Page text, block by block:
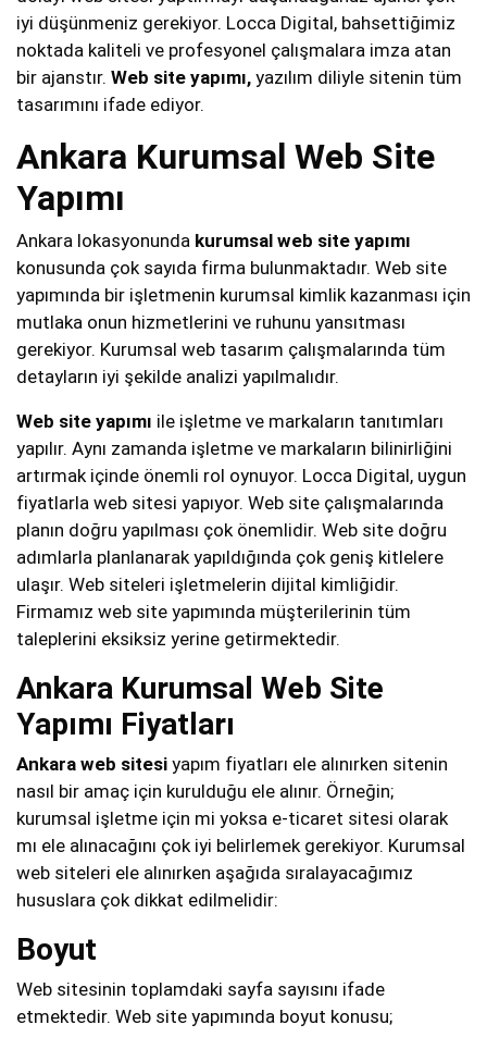
iyi düşünmeniz gerekiyor. Locca Digital, bahsettiğimiz
noktada kaliteli ve profesyonel çalışmalara imza atan
bir ajanstır. Web site yapımı, yazılım diliyle sitenin tüm
tasarımını ifade ediyor.
Ankara Kurumsal Web Site
Yapımı
Ankara lokasyonunda kurumsal web site yapımı
konusunda çok sayıda firma bulunmaktadır. Web site
yapımında bir işletmenin kurumsal kimlik kazanması için
mutlaka onun hizmetlerini ve ruhunu yansıtması
gerekiyor. Kurumsal web tasarım çalışmalarında tüm
detayların iyi şekilde analizi yapılmalıdır.
Web site yapımı ile işletme ve markaların tanıtımları
yapılır. Aynı zamanda işletme ve markaların bilinirliğini
artırmak içinde önemli rol oynuyor. Locca Digital, uygun
fiyatlarla web sitesi yapıyor. Web site çalışmalarında
planın doğru yapılması çok önemlidir. Web site doğru
adımlarla planlanarak yapıldığında çok geniş kitlelere
ulaşır. Web siteleri işletmelerin dijital kimliğidir.
Firmamız web site yapımında müşterilerinin tüm
taleplerini eksiksiz yerine getirmektedir.
Ankara Kurumsal Web Site
Yapımı Fiyatları
Ankara web sitesi yapım fiyatları ele alınırken sitenin
nasıl bir amaç için kurulduğu ele alınır. Örneğin;
kurumsal işletme için mi yoksa e-ticaret sitesi olarak
mı ele alınacağını çok iyi belirlemek gerekiyor. Kurumsal
web siteleri ele alınırken aşağıda sıralayacağımız
hususlara çok dikkat edilmelidir:
Boyut
Web sitesinin toplamdaki sayfa sayısını ifade
etmektedir. Web site yapımında boyut konusu;